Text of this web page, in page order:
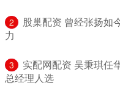
2
股巢配资 曾经张扬如
力
3
实配网配资 吴秉琪任
总经理人选